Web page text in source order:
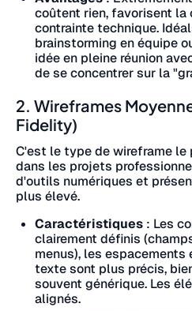
coûtent rien, favorisent la
contrainte technique.
brainstorming en équipe
idée en pleine réunion
de se concentrer sur la
2. Wireframes
Fidelity)
C'est le type de wireframe
dans les projets
d'outils numériques et
plus élevé.
Caractéristiques : Les
clairement définis
menus), les espacements
texte sont plus précis,
souvent générique. Les
alignés.